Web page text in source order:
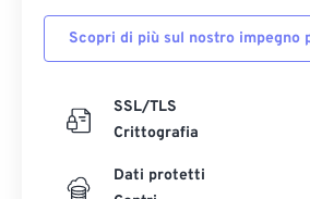
Scopri di più sul nostro impegno
SSL/TLS
Crittografia
Dati protetti